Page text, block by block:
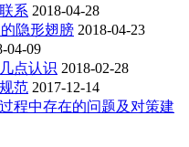
系 2018-04-28
隐形翅膀 2018-04-23
04-09
点认识 2018-02-28
范 2017-12-14
程中存在的问题及对策建